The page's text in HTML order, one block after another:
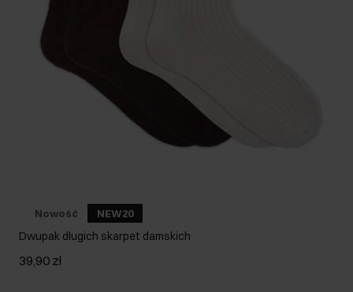
Nowość NEW20
Dwupak długich skarpet damskich
39,90 zł